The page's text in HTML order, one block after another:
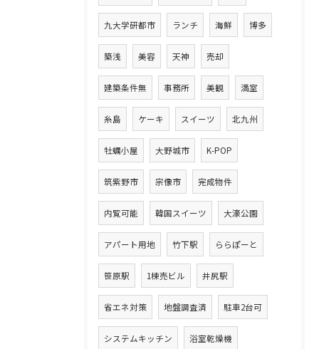
九大学研都市 ランチ 海鮮 博多
築浅 美容 天神 売却
建築条件無 事務所 美観 満室
糸島 ケーキ スイーツ 北九州
牡蠣小屋 大野城市 K-POP
筑紫野市 宗像市 完成物件
内覧可能 韓国スイーツ 大濠公園
アパート用地 竹下駅 ららぽーと
笹原駅 1棟売ビル 井尻駅
省エネ対策 地盤調査済 駐車2台可
システムキッチン 浴室乾燥機